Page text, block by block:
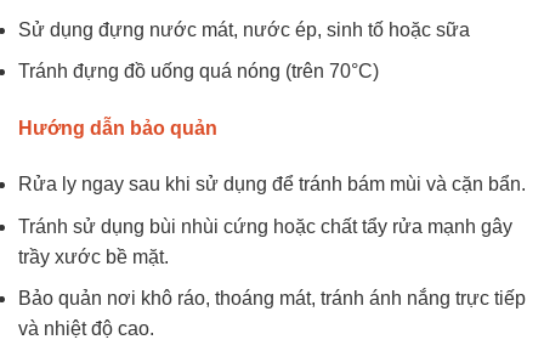
Sử dụng đựng nước mát, nước ép, sinh tố hoặc sữa
Tránh đựng đồ uống quá nóng (trên 70°C)
Hướng dẫn bảo quản
Rửa ly ngay sau khi sử dụng để tránh bám mùi và cặn bẩn.
Tránh sử dụng bùi nhùi cứng hoặc chất tẩy rửa mạnh gây
trầy xước bề mặt.
Bảo quản nơi khô ráo, thoáng mát, tránh ánh nắng trực tiếp
và nhiệt độ cao.